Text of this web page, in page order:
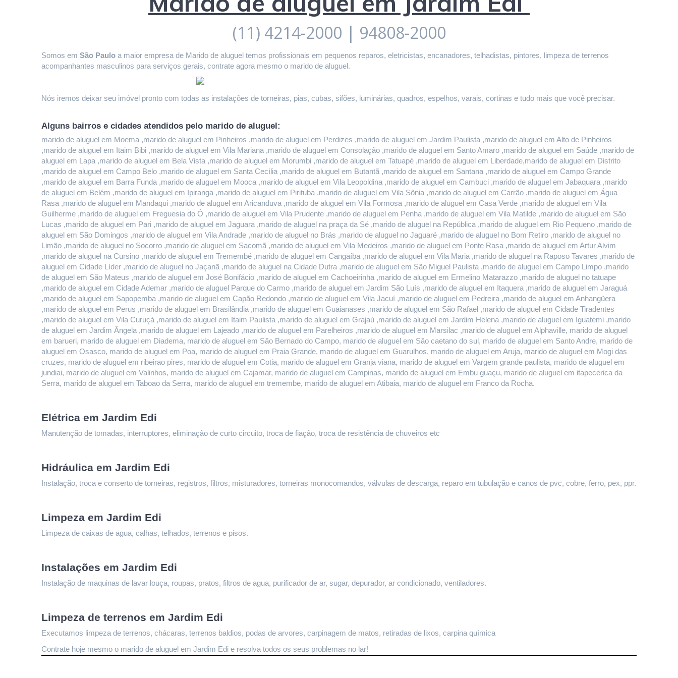
(11) 4214-2000 | 94808-2000
Somos em São Paulo a maior empresa de Marido de aluguel temos profissionais em pequenos reparos, eletricistas, encanadores, telhadistas, pintores, limpeza de terrenos
acompanhantes masculinos para serviços gerais, contrate agora mesmo o marido de aluguel.
Nós iremos deixar seu imóvel pronto com todas as instalações de torneiras, pias, cubas, sifões, luminárias, quadros, espelhos, varais, cortinas e tudo mais que você precisar.
Alguns bairros e cidades atendidos pelo marido de aluguel:
marido de aluguel em Moema ,marido de aluguel em Pinheiros ,marido de aluguel em Perdizes ,marido de aluguel em Jardim Paulista ,marido de aluguel em Alto de Pinheiros
,marido de aluguel em Itaim Bibi ,marido de aluguel em Vila Mariana ,marido de aluguel em Consolação ,marido de aluguel em Santo Amaro ,marido de aluguel em Saúde ,marido de
aluguel em Lapa ,marido de aluguel em Bela Vista ,marido de aluguel em Morumbi ,marido de aluguel em Tatuapé ,marido de aluguel em Liberdade,marido de aluguel em Distrito
,marido de aluguel em Campo Belo ,marido de aluguel em Santa Cecília ,marido de aluguel em Butantã ,marido de aluguel em Santana ,marido de aluguel em Campo Grande
,marido de aluguel em Barra Funda ,marido de aluguel em Mooca ,marido de aluguel em Vila Leopoldina ,marido de aluguel em Cambuci ,marido de aluguel em Jabaquara ,marido
de aluguel em Belém ,marido de aluguel em Ipiranga ,marido de aluguel em Pirituba ,marido de aluguel em Vila Sônia ,marido de aluguel em Carrão ,marido de aluguel em Água
Rasa ,marido de aluguel em Mandaqui ,marido de aluguel em Aricanduva ,marido de aluguel em Vila Formosa ,marido de aluguel em Casa Verde ,marido de aluguel em Vila
Guilherme ,marido de aluguel em Freguesia do Ó ,marido de aluguel em Vila Prudente ,marido de aluguel em Penha ,marido de aluguel em Vila Matilde ,marido de aluguel em São
Lucas ,marido de aluguel em Pari ,marido de aluguel em Jaguara ,marido de aluguel na praça da Sé ,marido de aluguel na República ,marido de aluguel em Rio Pequeno ,marido de
aluguel em São Domingos ,marido de aluguel em Vila Andrade ,marido de aluguel no Brás ,marido de aluguel no Jaguaré ,marido de aluguel no Bom Retiro ,marido de aluguel no
Limão ,marido de aluguel no Socorro ,marido de aluguel em Sacomã ,marido de aluguel em Vila Medeiros ,marido de aluguel em Ponte Rasa ,marido de aluguel em Artur Alvim
,marido de aluguel na Cursino ,marido de aluguel em Tremembé ,marido de aluguel em Cangaíba ,marido de aluguel em Vila Maria ,marido de aluguel na Raposo Tavares ,marido de
aluguel em Cidade Líder ,marido de aluguel no Jaçanã ,marido de aluguel na Cidade Dutra ,marido de aluguel em São Miguel Paulista ,marido de aluguel em Campo Limpo ,marido
de aluguel em São Mateus ,marido de aluguel em José Bonifácio ,marido de aluguel em Cachoeirinha ,marido de aluguel em Ermelino Matarazzo ,marido de aluguel no tatuape
,marido de aluguel em Cidade Ademar ,marido de aluguel Parque do Carmo ,marido de aluguel em Jardim São Luís ,marido de aluguel em Itaquera ,marido de aluguel em Jaraguá
,marido de aluguel em Sapopemba ,marido de aluguel em Capão Redondo ,marido de aluguel em Vila Jacuí ,marido de aluguel em Pedreira ,marido de aluguel em Anhangüera
,marido de aluguel em Perus ,marido de aluguel em Brasilândia ,marido de aluguel em Guaianases ,marido de aluguel em São Rafael ,marido de aluguel em Cidade Tiradentes
,marido de aluguel em Vila Curuçá ,marido de aluguel em Itaim Paulista ,marido de aluguel em Grajaú ,marido de aluguel em Jardim Helena ,marido de aluguel em Iguatemi ,marido
de aluguel em Jardim Ângela ,marido de aluguel em Lajeado ,marido de aluguel em Parelheiros ,marido de aluguel em Marsilac ,marido de aluguel em Alphaville, marido de aluguel
em barueri, marido de aluguel em Diadema, marido de aluguel em São Bernado do Campo, marido de aluguel em São caetano do sul, marido de aluguel em Santo Andre, marido de
aluguel em Osasco, marido de aluguel em Poa, marido de aluguel em Praia Grande, marido de aluguel em Guarulhos, marido de aluguel em Aruja, marido de aluguel em Mogi das
cruzes, marido de aluguel em ribeirao pires, marido de aluguel em Cotia, marido de aluguel em Granja viana, marido de aluguel em Vargem grande paulista, marido de aluguel em
jundiai, marido de aluguel em Valinhos, marido de aluguel em Cajamar, marido de aluguel em Campinas, marido de aluguel em Embu guaçu, marido de aluguel em itapecerica da
Serra, marido de aluguel em Taboao da Serra, marido de aluguel em tremembe, marido de aluguel em Atibaia, marido de aluguel em Franco da Rocha.
Elétrica em Jardim Edi
Manutenção de tomadas, interruptores, eliminação de curto circuito, troca de fiação, troca de resistência de chuveiros etc
Hidráulica em Jardim Edi
Instalação, troca e conserto de torneiras, registros, filtros, misturadores, torneiras monocomandos, válvulas de descarga, reparo em tubulação e canos de pvc, cobre, ferro, pex, ppr.
Limpeza em Jardim Edi
Limpeza de caixas de agua, calhas, telhados, terrenos e pisos.
Instalações em Jardim Edi
Instalação de maquinas de lavar louça, roupas, pratos, filtros de agua, purificador de ar, sugar, depurador, ar condicionado, ventiladores.
Limpeza de terrenos em Jardim Edi
Executamos limpeza de terrenos, chácaras, terrenos baldios, podas de arvores, carpinagem de matos, retiradas de lixos, carpina química
Contrate hoje mesmo o marido de aluguel em Jardim Edi e resolva todos os seus problemas no lar!